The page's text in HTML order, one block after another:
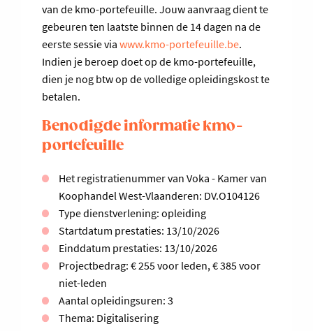
van de kmo-portefeuille. Jouw aanvraag dient te
gebeuren ten laatste binnen de 14 dagen na de
eerste sessie via www.kmo-portefeuille.be.
Indien je beroep doet op de kmo-portefeuille,
dien je nog btw op de volledige opleidingskost te
betalen.
Benodigde informatie kmo-
portefeuille
Het registratienummer van Voka - Kamer van
Koophandel West-Vlaanderen: DV.O104126
Type dienstverlening: opleiding
Startdatum prestaties: 13/10/2026
Einddatum prestaties: 13/10/2026
Projectbedrag: € 255 voor leden, € 385 voor
niet-leden
Aantal opleidingsuren: 3
Thema: Digitalisering